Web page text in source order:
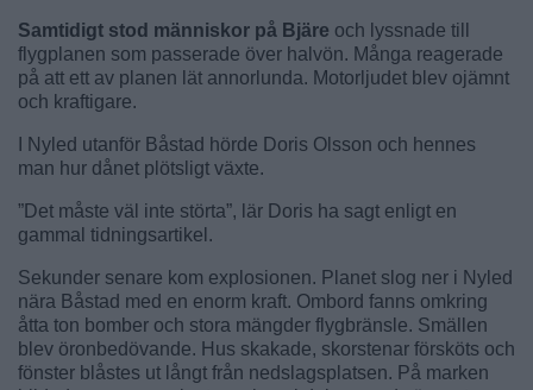
Samtidigt stod människor på Bjäre och lyssnade till
flygplanen som passerade över halvön. Många reagerade
på att ett av planen lät annorlunda. Motorljudet blev ojämnt
och kraftigare.
I Nyled utanför Båstad hörde Doris Olsson och hennes
man hur dånet plötsligt växte.
”Det måste väl inte störta”, lär Doris ha sagt enligt en
gammal tidningsartikel.
Sekunder senare kom explosionen. Planet slog ner i Nyled
nära Båstad med en enorm kraft. Ombord fanns omkring
åtta ton bomber och stora mängder flygbränsle. Smällen
blev öronbedövande. Hus skakade, skorstenar försköts och
fönster blåstes ut långt från nedslagsplatsen. På marken